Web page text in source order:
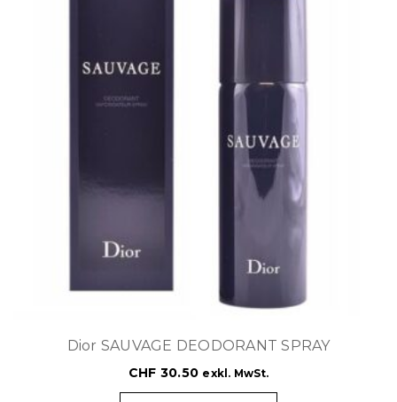
Dior SAUVAGE DEODORANT SPRAY
CHF 30.50 exkl. MwSt.